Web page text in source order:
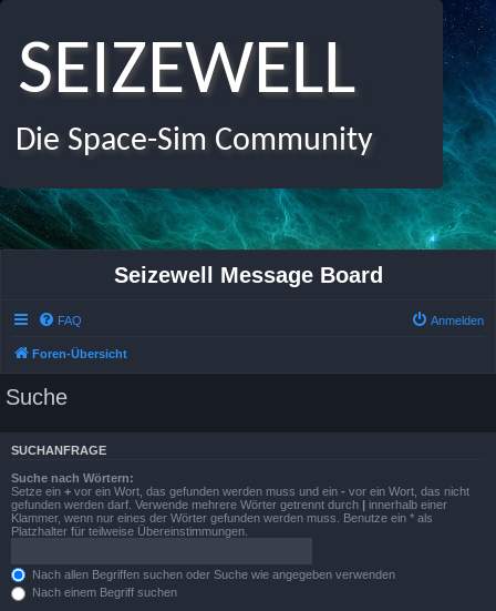
SEIZEWELL
Die Space-Sim Community
Seizewell Message Board
FAQ Anmelden
Foren-Übersicht
Suche
SUCHANFRAGE
Suche nach Wörtern:
Setze ein + vor ein Wort, das gefunden werden muss und ein - vor ein Wort, das nicht
gefunden werden darf. Verwende mehrere Wörter getrennt durch | innerhalb einer
Klammer, wenn nur eines der Wörter gefunden werden muss. Benutze ein * als
Platzhalter für teilweise Übereinstimmungen.
Nach allen Begriffen suchen oder Suche wie angegeben verwenden
Nach einem Begriff suchen